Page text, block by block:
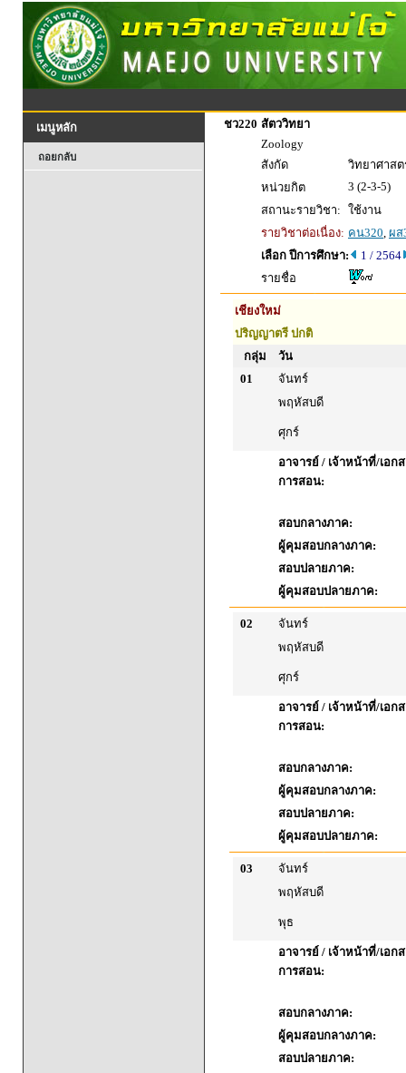
เมนูหลัก
ถอยกลับ
ชว220 สัตววิทยา
Zoology
สังกัด
วิทยาศาส
หน่วยกิต
3 (2-3-5)
สถานะรายวิชา: ใช้งาน
รายวิชาต่อเนื่อง: คน320, ผส
เลือก ปีการศึกษา:
1 / 2564
รายชื่อ
เชียงใหม่
ปริญญาตรี ปกติ
กลุ่ม
วัน
01
จันทร์
พฤหัสบดี
ศุกร์
อาจารย์ / เจ้าหน้าที่/เอก
การสอน:
สอบกลางภาค:
ผู้คุมสอบกลางภาค:
สอบปลายภาค:
ผู้คุมสอบปลายภาค:
02
จันทร์
พฤหัสบดี
ศุกร์
อาจารย์ / เจ้าหน้าที่/เอก
การสอน:
สอบกลางภาค:
ผู้คุมสอบกลางภาค:
สอบปลายภาค:
ผู้คุมสอบปลายภาค:
03
จันทร์
พฤหัสบดี
พุธ
อาจารย์ / เจ้าหน้าที่/เอก
การสอน:
สอบกลางภาค:
ผู้คุมสอบกลางภาค:
สอบปลายภาค: